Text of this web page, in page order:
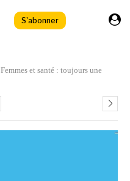
S'abonner
Femmes et santé : toujours une